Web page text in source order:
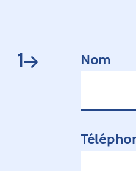
1 Nom